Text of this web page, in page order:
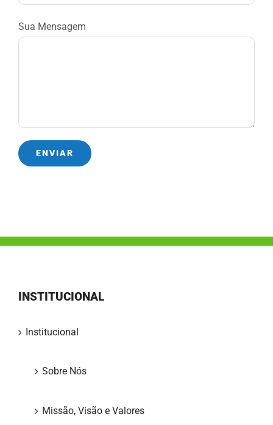
Sua Mensagem
INSTITUCIONAL
Institucional
Sobre Nós
Missão, Visão e Valores